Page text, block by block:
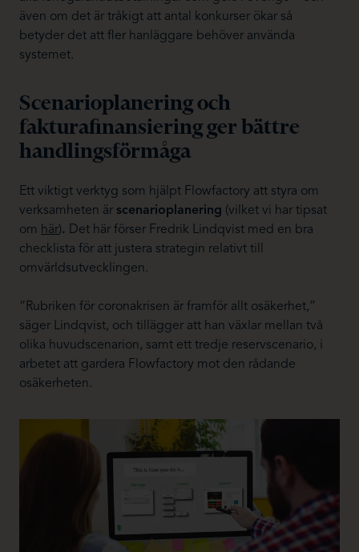
även om det är tråkigt att antal konkurser ökar så
betyder det att fler hanläggare behöver använda
systemet.
Scenarioplanering och
fakturafinansiering ger bättre
handlingsförmåga
Ett viktigt verktyg som hjälpt Flowfactory att styra om
verksamheten är scenarioplanering (vilket vi har tipsat
om här). Det här förser Fredrik Lindqvist med en bra
checklista för att justera strategin relativt till
omvärldsutvecklingen.
“Rubriken för coronakrisen är framför allt osäkerhet,”
säger Lindqvist, och tillägger att han växlar mellan två
olika huvudscenarion, samt ett tredje reservscenario, i
arbetet att gardera Flowfactory mot den rådande
osäkerheten.